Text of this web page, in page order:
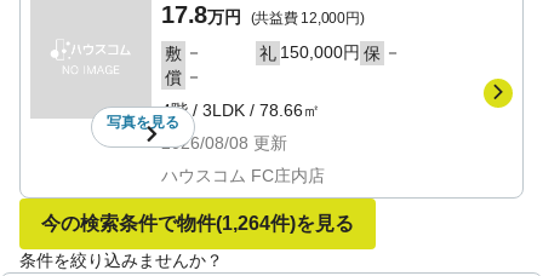
写真を見る
17.8万円 (共益費 12,000円)
敷 － 礼 150,000円 保 －
償 －
4階/ 3LDK / 78.66㎡
2026/08/08 更新
ハウスコム FC庄内店
今の検索条件で物件(1,264件)を見る
条件を絞り込みませんか？